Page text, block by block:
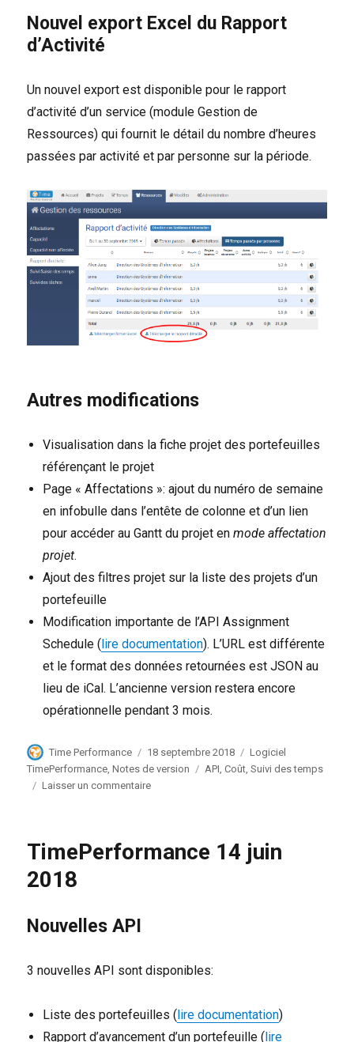
Nouvel export Excel du Rapport
d’Activité
Un nouvel export est disponible pour le rapport
d’activité d’un service (module Gestion de
Ressources) qui fournit le détail du nombre d’heures
passées par activité et par personne sur la période.
Autres modifications
Visualisation dans la fiche projet des portefeuilles
référençant le projet
Page « Affectations »: ajout du numéro de semaine
en infobulle dans l’entête de colonne et d’un lien
pour accéder au Gantt du projet enmode affectation
projet.
Ajout des filtres projet sur la liste des projets d’un
portefeuille
Modification importante de l’API Assignment
Schedule (lire documentation). L’URL est différente
et le format des données retournées est JSON au
lieu de iCal. L’ancienne version restera encore
opérationnelle pendant 3 mois.
Auteur
Time Performance
Publié
le
18 septembre 2018 Catégories
Logiciel
TimePerformance ,Notes de version Étiquettes
API ,Coût ,Suivi des temps
Laisser un commentairesur
2018
TimePerformance 14 juin
2018
Nouvelles API
3 nouvelles API sont disponibles:
Liste des portefeuilles (lire documentation)
Rapport d’avancement d’un portefeuille (lire